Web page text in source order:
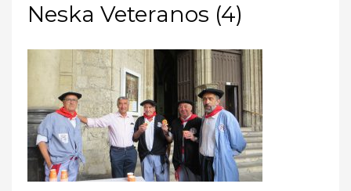
Neska Veteranos (4)